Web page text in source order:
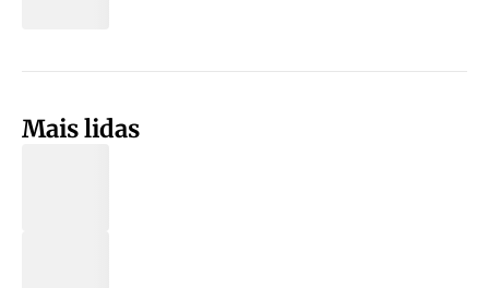
Mais lidas